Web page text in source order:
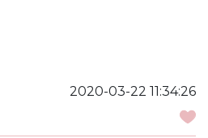
2020-03-22 11:34:26